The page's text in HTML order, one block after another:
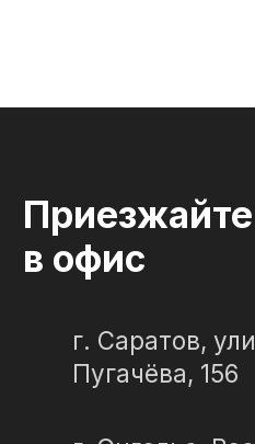
© 2012-2024 гранитная мастерская
320645100001950
644910038492
Политика конфиденциальности